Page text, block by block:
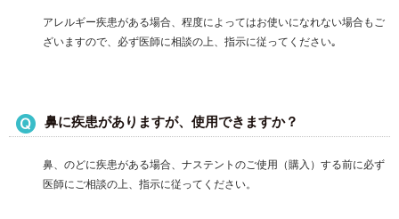
アレルギー疾患がある場合、程度によってはお使いになれない場合もご
ざいますので、必ず医師に相談の上、指示に従ってください｡
鼻に疾患がありますが、使用できますか？
鼻、のどに疾患がある場合、ナステントのご使用（購入）する前に必ず
医師にご相談の上、指示に従ってください。